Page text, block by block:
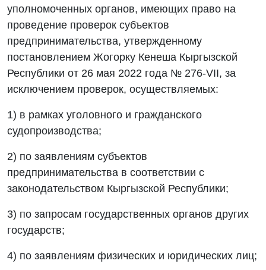
уполномоченных органов, имеющих право на
проведение проверок субъектов
предпринимательства, утвержденному
постановлением Жогорку Кенеша Кыргызской
Республики от 26 мая 2022 года № 276-VII, за
исключением проверок, осуществляемых:
1) в рамках уголовного и гражданского
судопроизводства;
2) по заявлениям субъектов
предпринимательства в соответствии с
законодательством Кыргызской Республики;
3) по запросам государственных органов других
государств;
4) по заявлениям физических и юридических лиц;